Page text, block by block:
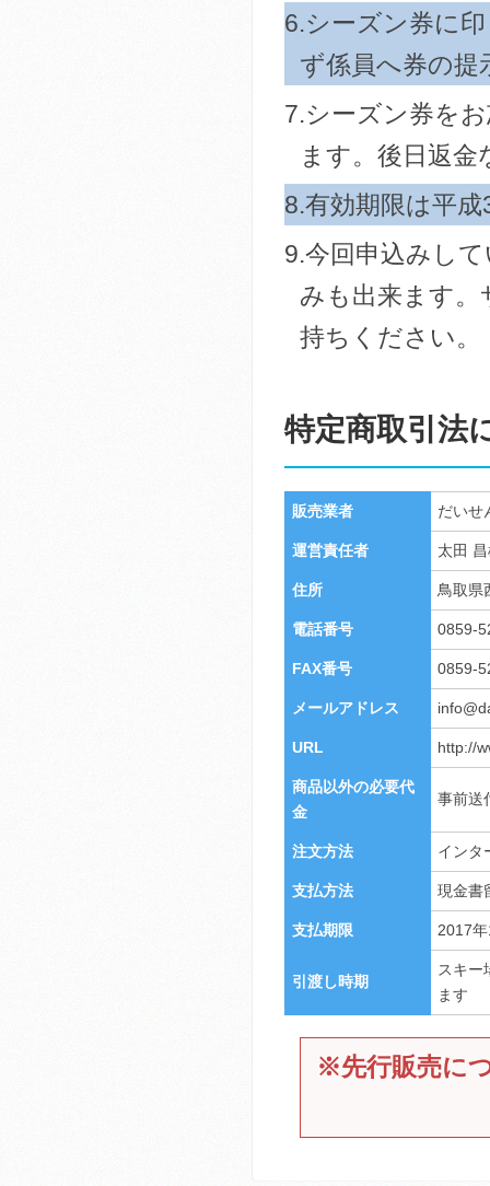
6.シーズン券に
ず係員へ券の提
7.シーズン券を
ます。後日返
8.有効期限は平
9.今回申込みし
みも出来ます
持ちください。
特定商取引法
販売業者 だいせ
運営責任者 太田
住所 鳥取県
電話番号 0859-
FAX番号 0859-
メールアドレス
URL http://
商品以外の必要代
金
事前送
注文方法 インタ
支払方法 現金書
支払期限 2017
引渡し時期
スキー
ます
※先行販売に